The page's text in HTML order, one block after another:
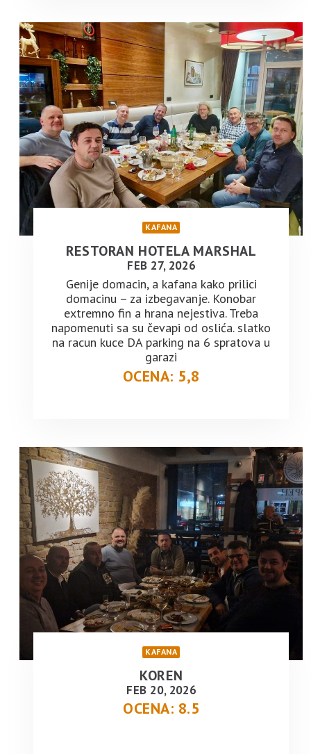
KAFANA
RESTORAN HOTELA MARSHAL
FEB 27, 2026
Genije domacin, a kafana kako prilici
domacinu – za izbegavanje. Konobar
extremno fin a hrana nejestiva. Treba
napomenuti sa su čevapi od oslića. slatko
na racun kuce DA parking na 6 spratova u
garazi
OCENA: 5,8
KAFANA
KOREN
FEB 20, 2026
OCENA: 8.5